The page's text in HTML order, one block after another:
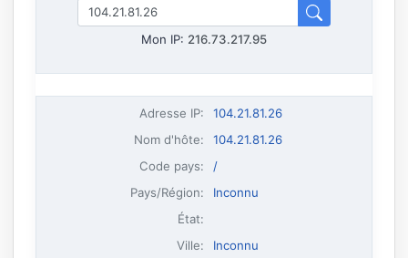
Mon IP: 216.73.217.95
Adresse IP:
104.21.81.26
Nom d'hôte:
104.21.81.26
Code pays:
/
Pays/Région:
Inconnu
État:
Ville:
Inconnu